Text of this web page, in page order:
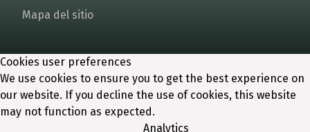
Mapa del sitio
Cookies user preferences
We use cookies to ensure you to get the best experience on
our website. If you decline the use of cookies, this website
may not function as expected.
Analytics